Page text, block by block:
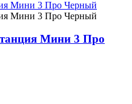
Мини 3 Про